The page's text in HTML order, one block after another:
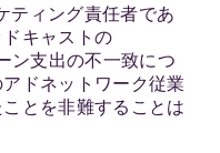
ティング責任者であ
キャストの
ン支出の不一致につ
ドネットワーク従業
とを非難することは